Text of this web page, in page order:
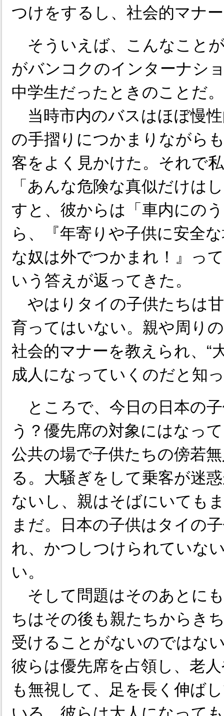
つけをするし、社会的マナ
そういえば、こんなこと
がバンコクのインターナシ
中学生だったときのことだ。
当時市内のバスはほぼ慢
の手摺りにつかまりながら
客をよく見かけた。それで
「あんな危険な真似だけは
すと、彼からは「車内にの
ら、『年寄りや子供に安全
な奴は外でつかまれ！』っ
いう答えが返ってきた。
やはりタイの子供たちは
育ってはいない。親や周り
社会的マナーを教えられ、“
成人になっていくのだと知
ところで、今日の日本の
う？優先席の対象にはなっ
公共の場で子供たちの傍若
る。大騒ぎをして乗客が迷
ないし、親はそばにいても
まだ。日本の子供はタイの
れ、かつしつけられていな
い。
そして問題はそのあとに
ちはその後も親たちからき
受けることがないのではな
彼らは優先席を占領し、老
も無視して、足を長く伸ば